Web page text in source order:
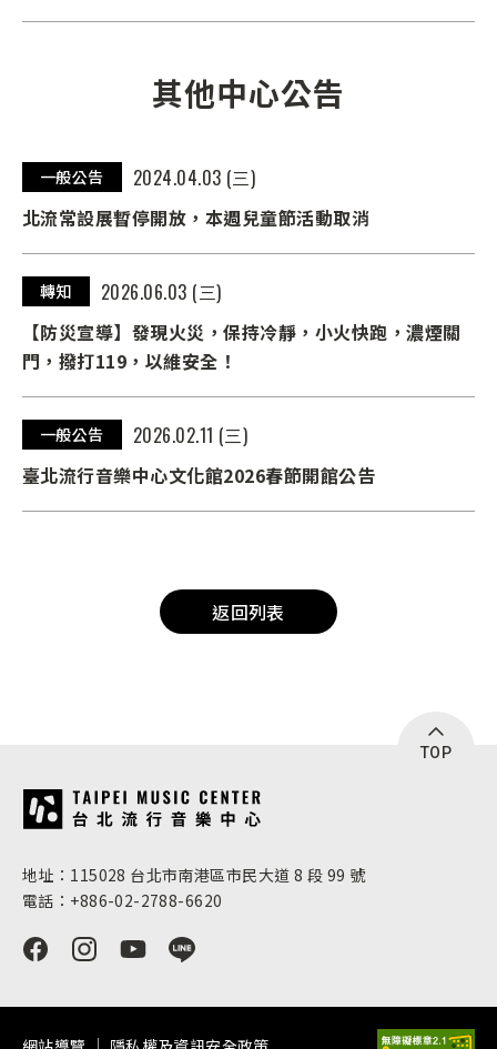
其他中心公告
一般公告
2024.04.03 (三)
北流常設展暫停開放，本週兒童節活動取消
轉知
2026.06.03 (三)
【防災宣導】發現火災，保持冷靜，小火快跑，濃煙關
門，撥打119，以維安全！
一般公告
2026.02.11 (三)
臺北流行音樂中心文化館2026春節開館公告
返回列表
TOP
:::
地址：115028 台北市南港區市民大道 8 段 99 號
電話：+886-02-2788-6620